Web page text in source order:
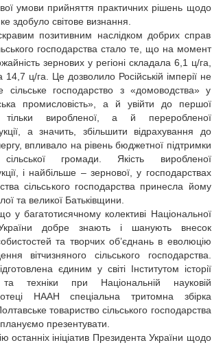
умови прийняття практичних рішень щодо
здобуло світове визнання.
позитивним наслідком добрих справ
господарства стало те, що на момент
зернових у регіоні складала 6,1 ц/га,
ц/га. Це дозволило Російській імперії не
сільське господарство з «домоводства» у
промисловість», а й увійти до першої
тільки виробленої, а й переробленої
а значить, збільшити відрахування до
впливало на рівень бюджетної підтримки
громади. Якість виробленої
і найбільше – зернової, у господарствах
сільського господарства принесла йому
та великої Батьківщини.
у багатотисячному колективі Національної
добре знають і шанують внесок
та творчих об’єднань в еволюцію
вітчизняного сільського господарства.
єдиним у світі Інститутом історії
техніки при Національній науковій
НААН спеціальна тритомна збірка
товариство сільського господарства
презентувати.
останніх ініціатив Президента України щодо